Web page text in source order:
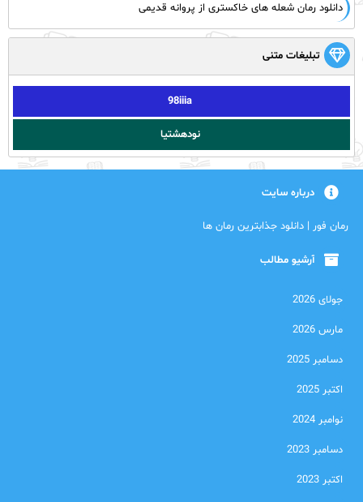
دانلود رمان شعله های خاکستری از پروانه قدیمی
تبلیغات متنی
98iiia
نودهشتیا
درباره سایت
رمان فور | دانلود جذابترین رمان ها
آرشیو مطالب
جولای 2026
مارس 2026
دسامبر 2025
اکتبر 2025
نوامبر 2024
دسامبر 2023
اکتبر 2023